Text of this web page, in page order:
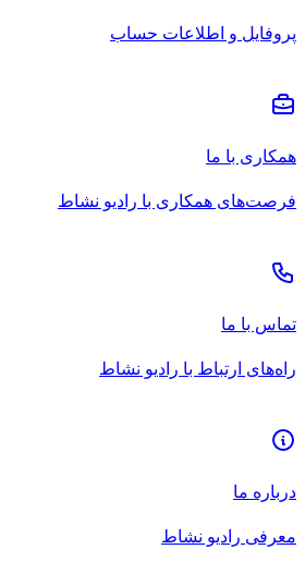
پروفایل و اطلاعات حساب
همکاری با ما
فرصت‌های همکاری با رادیو نشاط
تماس با ما
راه‌های ارتباط با رادیو نشاط
درباره ما
معرفی رادیو نشاط